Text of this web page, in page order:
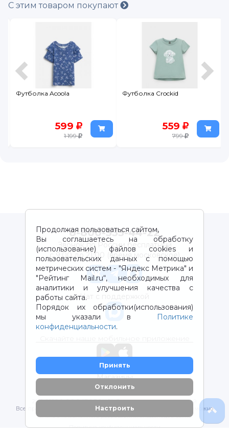
С этим товаром покупают
Футболка Acoola
599
1 199
Футболка Crockid
559
799
Продолжая пользоваться сайтом,
Вы соглашаетесь на обработку
(использование) файлов cookies и
пользовательских данных с помощью
метрических систем - "Яндекс Метрика" и
"Рейтинг Mail.ru“, необходимых для
аналитики и улучшения качества с
работы сайта.
Порядок их обработки(использования)
мы указали в
Политике
конфиденциальности.
Принять
Отклонить
Настроить
8-800-333-44-22
Звонок по России бесплатный
с 9:00 до 21:00 (время московское)
Чат с поддержкой
Магазины
2012-2026 © ООО "ВОТОНЯ". Детские товары с доставкой
Все права защищены. Любое использование материалов возможно
только с письменного разрешения владельцев сайта.
Политика конфиденциальности